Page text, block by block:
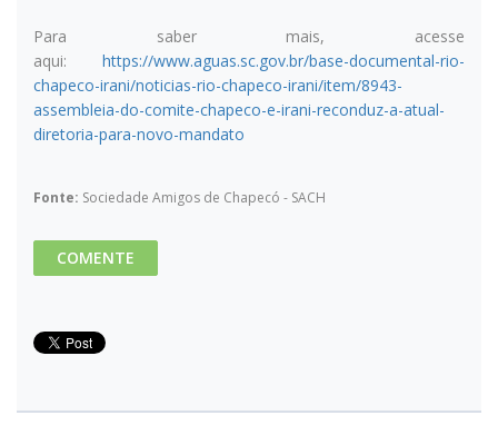
Para saber mais, acesse
aqui: https://www.aguas.sc.gov.br/base-documental-rio-
chapeco-irani/noticias-rio-chapeco-irani/item/8943-
assembleia-do-comite-chapeco-e-irani-reconduz-a-atual-
diretoria-para-novo-mandato
Fonte: Sociedade Amigos de Chapecó - SACH
COMENTE